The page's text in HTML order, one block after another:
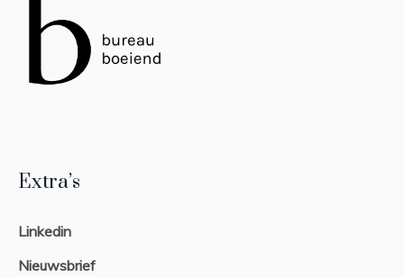
Extra’s
Linkedin
Nieuwsbrief